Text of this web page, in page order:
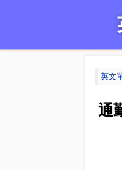
英文
通